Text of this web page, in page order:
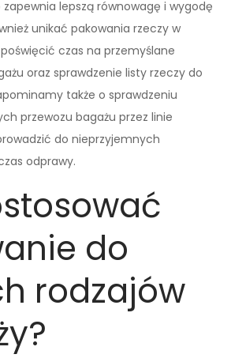
zapewnia lepszą równowagę i wygodę
unikać pakowania rzeczy w
czas na przemyślane
oraz sprawdzenie listy rzeczy do
także o sprawdzeniu
przewozu bagażu przez linie
do nieprzyjemnych
odprawy.
do
rodzajów